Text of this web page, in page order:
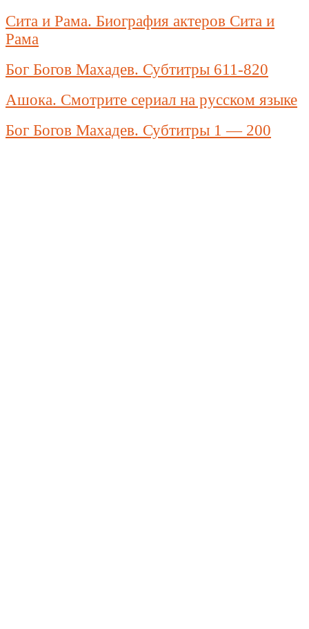
Сита и Рама. Биография актеров Сита и
Рама
Бог Богов Махадев. Субтитры 611-820
Ашока. Смотрите сериал на русском языке
Бог Богов Махадев. Субтитры 1 — 200